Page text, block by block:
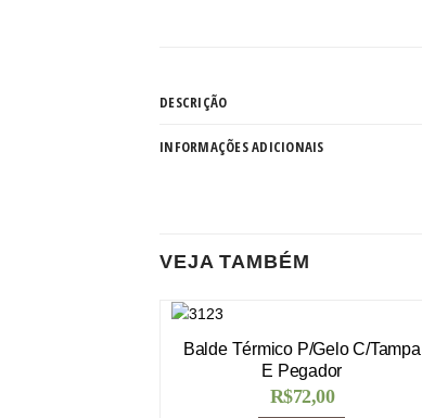
DESCRIÇÃO
INFORMAÇÕES ADICIONAIS
VEJA TAMBÉM
Balde Térmico P/Gelo C/Tampa
E Pegador
R$72,00